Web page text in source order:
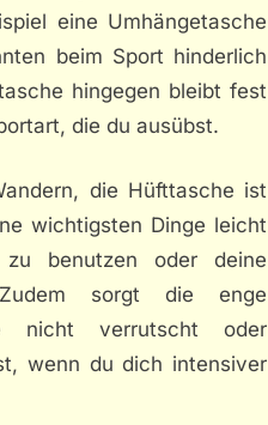
eine Umhängetasche
beim Sport hinderlich
hingegen bleibt fest
die du ausübst.
die Hüfttasche ist
wichtigsten Dinge leicht
benutzen oder deine
Zudem sorgt die enge
nicht verrutscht oder
wenn du dich intensiver